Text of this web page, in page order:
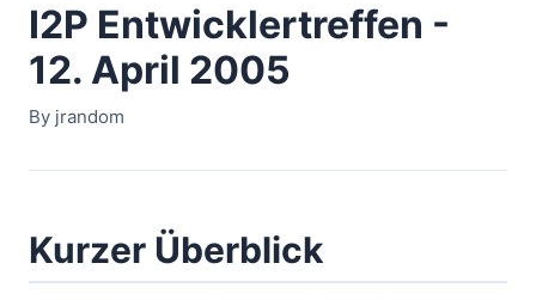
I2P Entwicklertreffen -
12. April 2005
By jrandom
Kurzer Überblick